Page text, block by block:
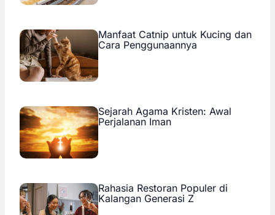
Manfaat Catnip untuk Kucing dan
Cara Penggunaannya
Sejarah Agama Kristen: Awal
Perjalanan Iman
Rahasia Restoran Populer di
Kalangan Generasi Z